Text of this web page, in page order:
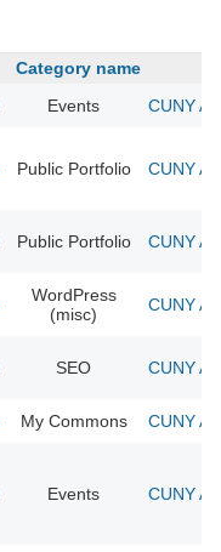
Category name
Events CUNY
Public Portfolio CUNY
Public Portfolio CUNY
WordPress
(misc)
CUNY
SEO CUNY
My Commons CUNY
Events CUNY